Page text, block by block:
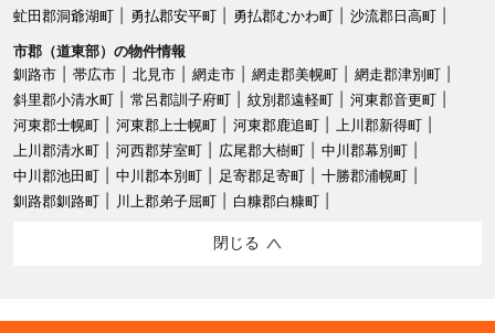
虻田郡洞爺湖町
勇払郡安平町 勇払郡むかわ町
沙流郡日高町
市郡（道東部）の物件情報
釧路市
帯広市 北見市 網走市 網走郡美幌町
網走郡津別町
斜里郡小清水町
常呂郡訓子府町 紋別郡遠軽町
河東郡音更町
河東郡士幌町
河東郡上士幌町 河東郡鹿追町
上川郡新得町
上川郡清水町
河西郡芽室町 広尾郡大樹町
中川郡幕別町
中川郡池田町
中川郡本別町 足寄郡足寄町
十勝郡浦幌町
釧路郡釧路町
川上郡弟子屈町 白糠郡白糠町
閉じる